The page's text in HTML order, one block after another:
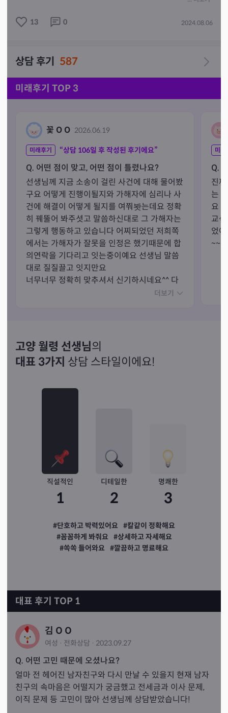
에 그때그때 하나씩만 질문 해 주시고, 상담 시작 후 질문
🥺두루뭉실하게 질문주시면 답도 두루뭉실하게 나갑니다
❗밤8시 이후~오전10시까지는  실시간 상담도 채팅상담만
가능합니다
성 인 경우 뱉을수밖에 없습니다 불편하신분들은 미리 다
른선생님을 찾아주세요
🙏좋은말씀만 드릴수 없습니다. 정말 나오는데로,직설적
🙏혼잣말이여도 욕, 비방하는말 ❌
🙏궁금하신 점을 말씀주셔야 만족스러운 상담이 가능합니
다 궁금하신것,고민 등은 가지고 방문주세요 그냥 재미로,
한번보러 오시는분들은 못봐드립니다
13 0 2024.08.06
상담 후기 587
미래후기 TOP 3
꽃 O O 2026.06.19
미래후기 “상담 106일 후 작성된 후기에요”
Q. 어떤 점이 맞고, 어떤 점이 틀렸나요?
선생님께 지금 소송이 걸린 사건에 대해 물어봤
구요 어떻게 진행이될지와 가해자에 심리나 사
건에 해결이 어떻게 될지를 여쭤봣는데요 정확
히 꿰뚤어 봐주셧고 말씀하신대로 그 가해자는
그렇게 행동하고 있습니다 어찌되었던 저희쪽
에서는 가해자가 잘못을 인정은 했기때문에 합
의연락을 기다리고 잇는중이예요 선생님 말씀
대로 질질끌고 잇지만요
너무너무 정확히 맞추셔서 신기하시네요^^ 다
더보기
미래
Q.
진
는
요
교
었
고양 월령 선생님의
대표 3가지 상담 스타일이에요!
직설적인
1
디테일한
2
명쾌한
3
#단호하고 박력있어요 #칼같이 정확해요
#꼼꼼하게 봐줘요 #상세하고 자세해요
#쏙쏙 들어와요 #깔끔하고 명료해요
대표 후기 TOP 1
김 O O
여성 · 전화상담 · 2023.09.27
Q. 어떤 고민 때문에 오셨나요?
얼마 전 헤어진 남자친구와 다시 만날 수 있을지 현재 남자
친구의 속마음은 어떨지가 궁금했고 전세금과 이사 문제,
이직 문제 등 고민이 많아 선생님께 상담받았습니다!